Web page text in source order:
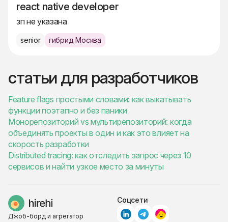
react native developer
зп не указана
senior гибрид Москва
статьи для разработчиков
Feature flags простыми словами: как выкатывать
функции поэтапно и без паники
Монорепозиторий vs мультирепозиторий: когда
объединять проекты в один и как это влияет на
скорость разработки
Distributed tracing: как отследить запрос через 10
сервисов и найти узкое место за минуты
Джоб-борд и агрегатор
Соцсети